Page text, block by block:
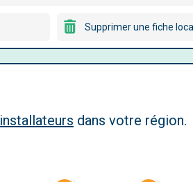
Supprimer une fiche
installateurs dans votre région.